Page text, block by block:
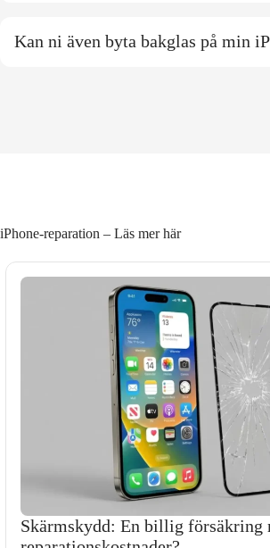
Kan ni även byta bakglas på min
iPhone-reparation – Läs mer här
Skärmskydd: En billig försäkring